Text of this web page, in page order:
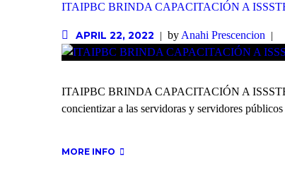
ITAIPBC BRINDA CAPACITACIÓN A
APRIL 22, 2022 by Anahi Prescencion
ITAIPBC BRINDA CAPACITACIÓN A
concientizar a las servidoras y servidores
MORE INFO